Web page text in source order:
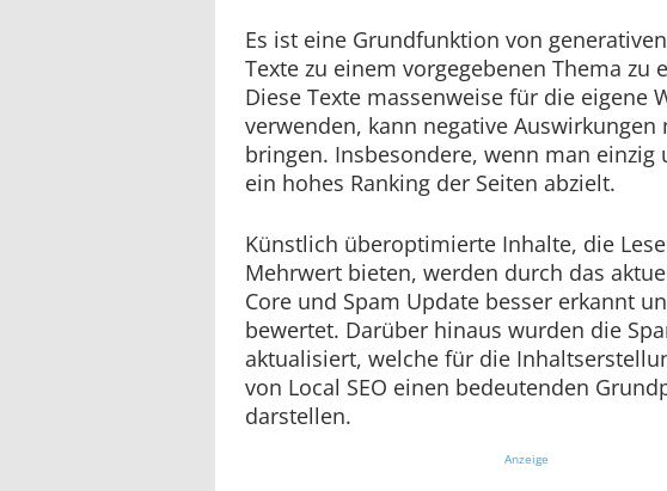
Es ist eine Grundfunktion von
Texte zu einem vorgegebenen Thema zu
Diese Texte massenweise für die eigene
verwenden, kann negative Auswirkungen
bringen. Insbesondere, wenn man einzig
ein hohes Ranking der Seiten abzielt.
Künstlich überoptimierte Inhalte, die
Mehrwert bieten, werden durch das
Core und Spam Update besser erkannt
bewertet. Darüber hinaus wurden die
aktualisiert, welche für die
von Local SEO einen bedeutenden
darstellen.
Anzeige